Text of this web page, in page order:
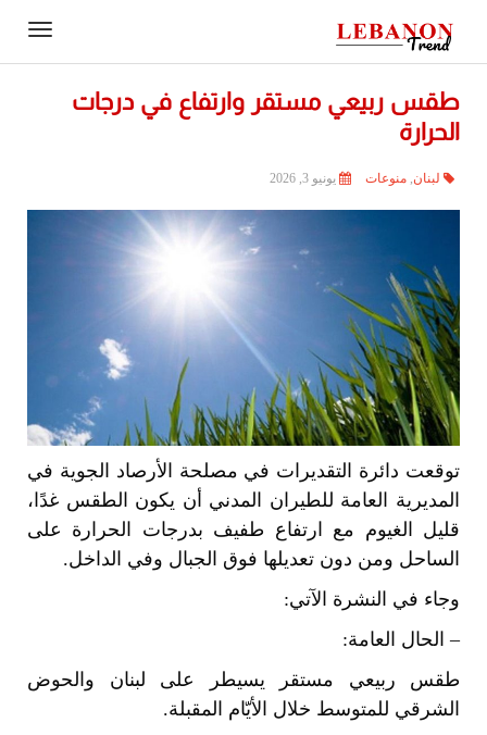
طقس ربيعي مستقر وارتفاع في درجات
الحرارة
لبنان, منوعات يونيو 3, 2026
توقعت دائرة التقديرات في مصلحة الأرصاد الجوية في
المديرية العامة للطيران المدني أن يكون الطقس غدًا،
قليل الغيوم مع ارتفاع طفيف بدرجات الحرارة على
الساحل ومن دون تعديلها فوق الجبال وفي الداخل.
وجاء في النشرة الآتي:
– الحال العامة:
طقس ربيعي مستقر يسيطر على لبنان والحوض
الشرقي للمتوسط خلال الأيّام المقبلة.
Contact
Us